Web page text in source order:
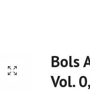
Bols
Vol.